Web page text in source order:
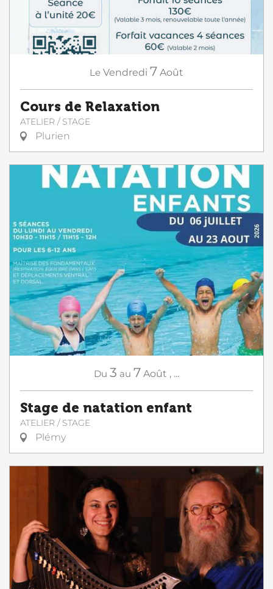
Le Vendredi 7 Août
Cours de Relaxation
ATELIER / STAGE
Plurien
Du 3 au 7 Août , ...
Stage de natation enfant
ATELIER / STAGE
Plémy